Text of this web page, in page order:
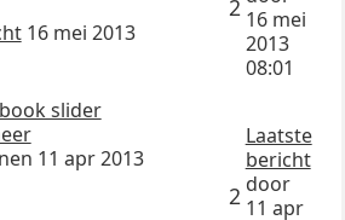
16 mei 2013
2 16 mei
2013
08:01
slider
11 apr 2013
2
Laatste
bericht
door
11 apr